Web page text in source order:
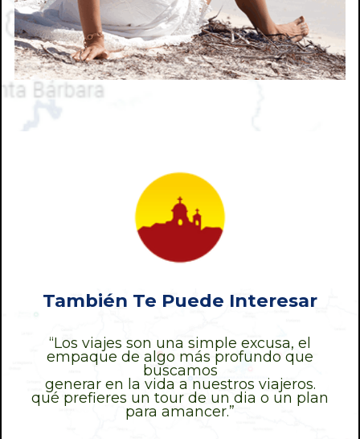
También Te Puede Interesar
“Los viajes son una simple excusa, el
empaque de algo más profundo que
buscamos
generar en la vida a nuestros viajeros.
qué prefieres un tour de un dia o un plan
para amancer.”